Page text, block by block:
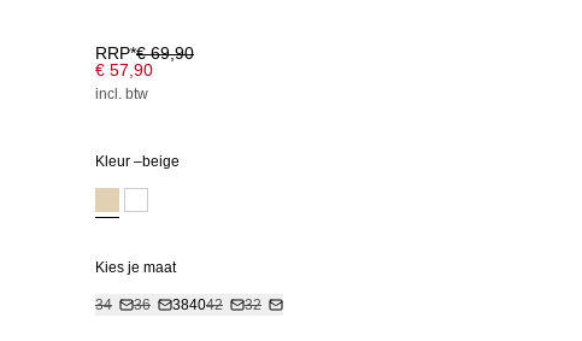
RRP*€ 69,90
€ 57,90
incl. btw
Kleur –beige
Kies je maat
34 36 384042 32